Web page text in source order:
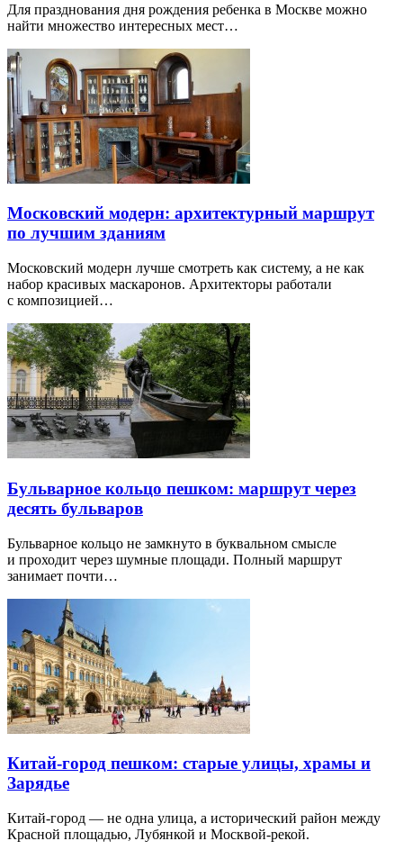
Для празднования дня рождения ребенка в Москве можно
найти множество интересных мест…
Московский модерн: архитектурный маршрут
по лучшим зданиям
Московский модерн лучше смотреть как систему, а не как
набор красивых маскаронов. Архитекторы работали
с композицией…
Бульварное кольцо пешком: маршрут через
десять бульваров
Бульварное кольцо не замкнуто в буквальном смысле
и проходит через шумные площади. Полный маршрут
занимает почти…
Китай-город пешком: старые улицы, храмы и
Зарядье
Китай-город — не одна улица, а исторический район между
Красной площадью, Лубянкой и Москвой-рекой.